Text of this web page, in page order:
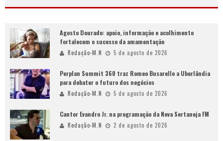
Agosto Dourado: apoio, informação e acolhimento
fortalecem o sucesso da amamentação
Redação-M.N 5 de agosto de 2026
Perplan Summit 360 traz Romeo Busarello a Uberlândia
para debater o futuro dos negócios
Redação-M.N 5 de agosto de 2026
Cantor Evandro Jr. na programação da Nova Sertaneja FM
Redação-M.N 2 de agosto de 2026